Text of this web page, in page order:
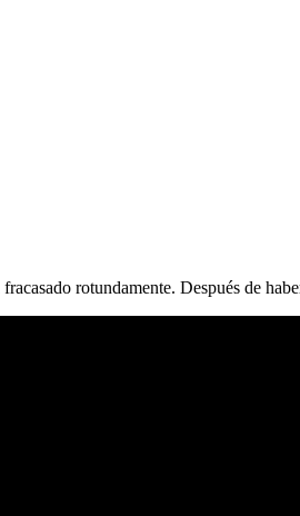
rotundamente. Después de